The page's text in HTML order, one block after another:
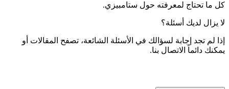
كل ما تحتاج لمعرفته حول ستامبيزي.
لا يزال لديك أسئلة؟
إذا لم تجد إجابة لسؤالك في الأسئلة الشائعة، تصفح المقالات أو
يمكنك دائماً الاتصال بنا.